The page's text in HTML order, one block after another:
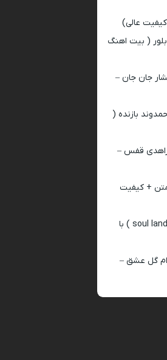
عالی)
بلور ( بیت اهنگ
جان جان –
بازنده (
زاهدی قفس –
+ کیفیت
اهنگ انیمه سرزمین ارواح ( soul land ) با
گل عشق –